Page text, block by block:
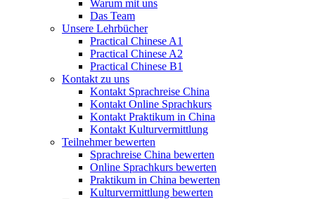
Warum mit uns
Das Team
Unsere Lehrbücher
Practical Chinese A1
Practical Chinese A2
Practical Chinese B1
Kontakt zu uns
Kontakt Sprachreise China
Kontakt Online Sprachkurs
Kontakt Praktikum in China
Kontakt Kulturvermittlung
Teilnehmer bewerten
Sprachreise China bewerten
Online Sprachkurs bewerten
Praktikum in China bewerten
Kulturvermittlung bewerten